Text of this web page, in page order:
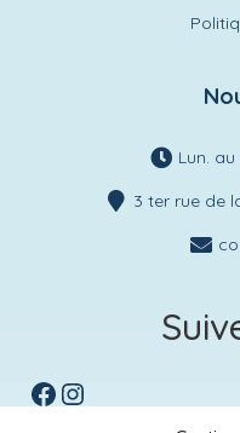
Lun.
3 ter rue de
Facebook Instagram